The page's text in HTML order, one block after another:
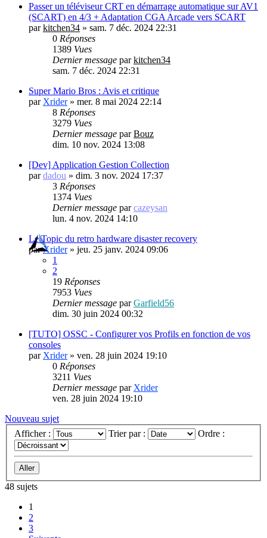
Passer un téléviseur CRT en démarrage automatique sur AV1
(SCART) en 4/3 + Adaptation CGA Arcade vers SCART
parkitchen34 » sam. 7 déc. 2024 22:31
0 Réponses
1389 Vues
Dernier message parkitchen34
sam. 7 déc. 2024 22:31
Super Mario Bros : Avis et critique
par Xrider» mer. 8 mai 2024 22:14
8 Réponses
3279 Vues
Dernier message parBouz
dim. 10 nov. 2024 13:08
[Dev] Application Gestion Collection
pardadou » dim. 3 nov. 2024 17:37
3 Réponses
1374 Vues
Dernier message parcazeysan
lun. 4 nov. 2024 14:10
Le Topic du retro hardware disaster recovery
parXrider» jeu. 25 janv. 2024 09:06
1
2
19 Réponses
7953 Vues
Dernier message parGarfield56
dim. 30 juin 2024 00:32
[TUTO] OSSC - Configurer vos Profils en fonction de vos
consoles
par Xrider» ven. 28 juin 2024 19:10
0 Réponses
3211 Vues
Dernier message par Xrider
ven. 28 juin 2024 19:10
Nouveau sujet
Afficher :
Trier par : Ordre :
48 sujets
1
2
3